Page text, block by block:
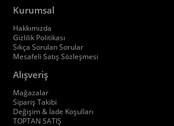
Kurumsal
Hakkımızda
Gizlilik Politikası
Sıkça Sorulan Sorular
Mesafeli Satış Sözleşmesi
Alışveriş
Mağazalar
Sipariş Takibi
Değişim & İade Koşulları
TOPTAN SATIŞ